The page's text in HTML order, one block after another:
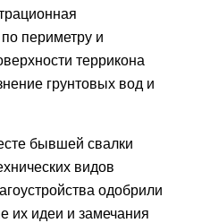
периметру и
террикона
грунтовых вод и
бывшей свалки
видов
одобрили
их идеи и замечания